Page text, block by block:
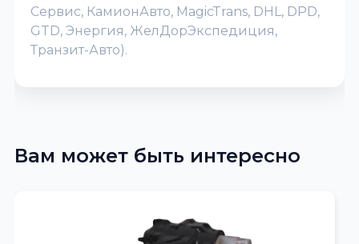
Сервис, КамионАвто, MagicTrans, DHL, DPD,
GTD, Энергия, ЖелДорЭкспедиция,
Транзит-Авто).
Вам может быть интересно